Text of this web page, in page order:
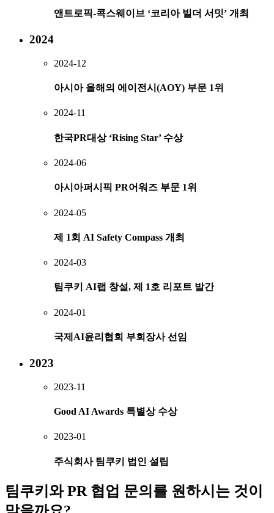
앤트로픽-콕스웨이브 ‘코리아 빌더 서밋’ 개최
2024
2024-12
아시아 올해의 에이전시(AOY) 부문 1위
2024-11
한국PR대상 ‘Rising Star’ 수상
2024-06
아시아퍼시픽 PR어워즈 부문 1위
2024-05
제 1회 AI Safety Compass 개최
2024-03
팀쿠키 AI랩 창설, 제 1호 리포트 발간
2024-01
국제AI윤리협회 부회장사 선임
2023
2023-11
Good AI Awards 특별상 수상
2023-01
주식회사 팀쿠키 법인 설립
팀쿠키와 PR 협업 문의를 원하시는 것이